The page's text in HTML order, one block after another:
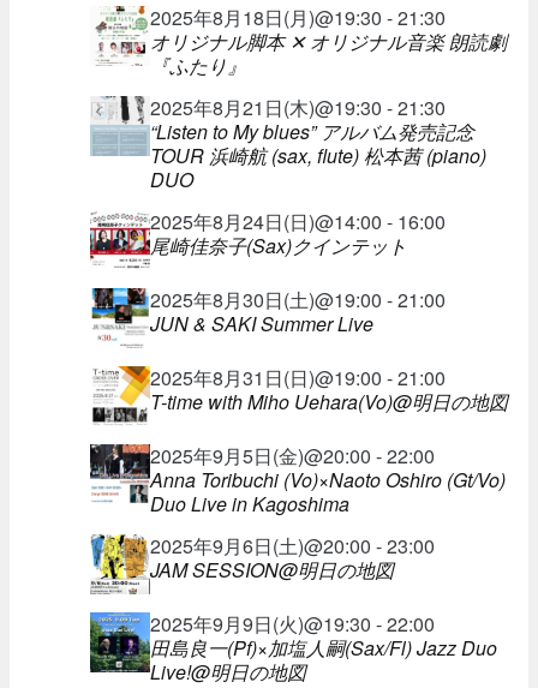
2025年8月18日(月)@19:30 - 21:30
オリジナル脚本 ✕ オリジナル音楽 朗読劇
『ふたり』
2025年8月21日(木)@19:30 - 21:30
“Listen to My blues” アルバム発売記念
TOUR 浜崎航 (sax, flute) 松本茜 (piano)
DUO
2025年8月24日(日)@14:00 - 16:00
尾崎佳奈子(Sax)クインテット
2025年8月30日(土)@19:00 - 21:00
JUN & SAKI Summer Live
2025年8月31日(日)@19:00 - 21:00
T-time with Miho Uehara(Vo)@明日の地図
2025年9月5日(金)@20:00 - 22:00
Anna Toribuchi (Vo)×Naoto Oshiro (Gt/Vo)
Duo Live in Kagoshima
2025年9月6日(土)@20:00 - 23:00
JAM SESSION@明日の地図
2025年9月9日(火)@19:30 - 22:00
田島良一(Pf)×加塩人嗣(Sax/Fl) Jazz Duo
Live!@明日の地図